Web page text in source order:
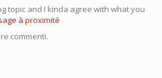
topic and I kinda agree with what you
à proximité
commenti.